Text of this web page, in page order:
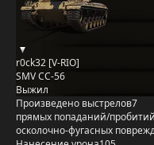
r0ck32 [V-RIO]
SMV CC-56
Выжил
Произведено выстрелов7
прямых попаданий/пробитий
осколочно-фугасных